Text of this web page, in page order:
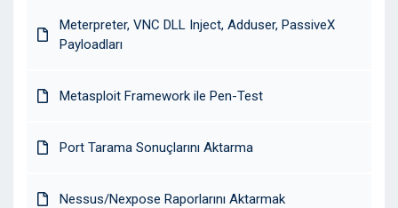
Meterpreter, VNC DLL Inject, Adduser, PassiveX
Payloadları
Metasploit Framework ile Pen-Test
Port Tarama Sonuçlarını Aktarma
Nessus/Nexpose Raporlarını Aktarmak